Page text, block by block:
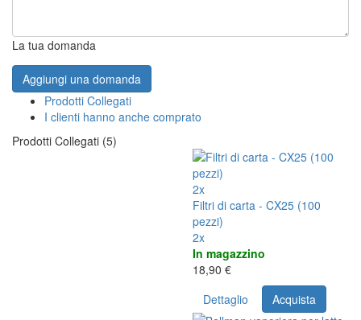
La tua domanda
Aggiungi una domanda
Prodotti Collegati
I clienti hanno anche comprato
Prodotti Collegati (5)
2x
Filtri di carta - CX25 (100
pezzi)
2x
In magazzino
18,90 €
Dettaglio
Acquista